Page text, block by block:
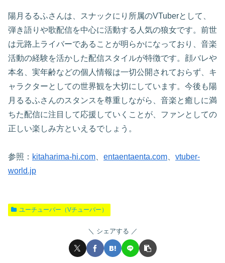
陽月るるふさんは、スナックにり所属のVTuberとして、
弾き語りや歌配信を中心に活動する人気の狼女です。前世
は元路上ライバーであることが明らかになっており、音楽
活動の経験を活かした配信スタイルが特徴です。顔バレや
本名、実年齢などの個人情報は一切公開されておらず、キ
ャラクターとしての世界観を大切にしています。今後も陽
月るるふさんのスタンスを尊重しながら、音楽と癒しに満
ちた配信に注目して応援していくことが、ファンとしての
正しい楽しみ方といえるでしょう。
参照： kitaharima-hi.com、 entaentaenta.com、 vtuber-
world.jp
ユーチューバー（Vチューバー）
シェアする